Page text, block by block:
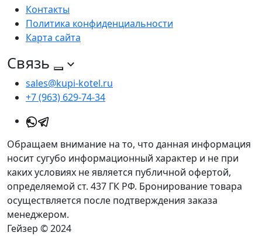
Контакты
Политика конфиденциальности
Карта сайта
Связь
sales@kupi-kotel.ru
+7 (963) 629-74-34
Обращаем внимание на то, что данная информация
носит сугубо информационный характер и не при
каких условиях не является публичной офертой,
определяемой ст. 437 ГК РФ. Бронирование товара
осуществляется после подтверждения заказа
менеджером.
Гейзер © 2024